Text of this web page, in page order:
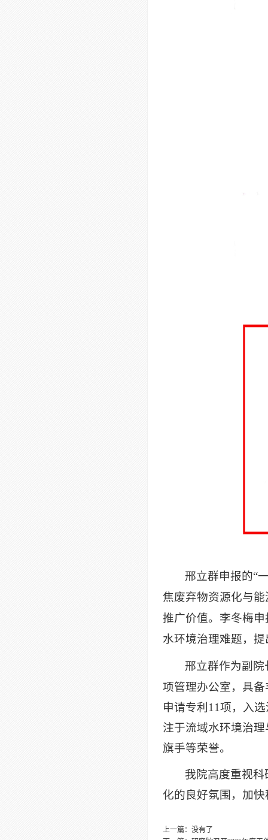
邢立群申报的“
焦废弃物资源化与
推广价值。李冬梅
水环境治理难题，
邢立群作为副
项管理办公室，具
申请专利 11项，入
注于流域水环境治
旗手等荣誉。
我院高度重视
化的良好氛围，加
上一篇：没有了